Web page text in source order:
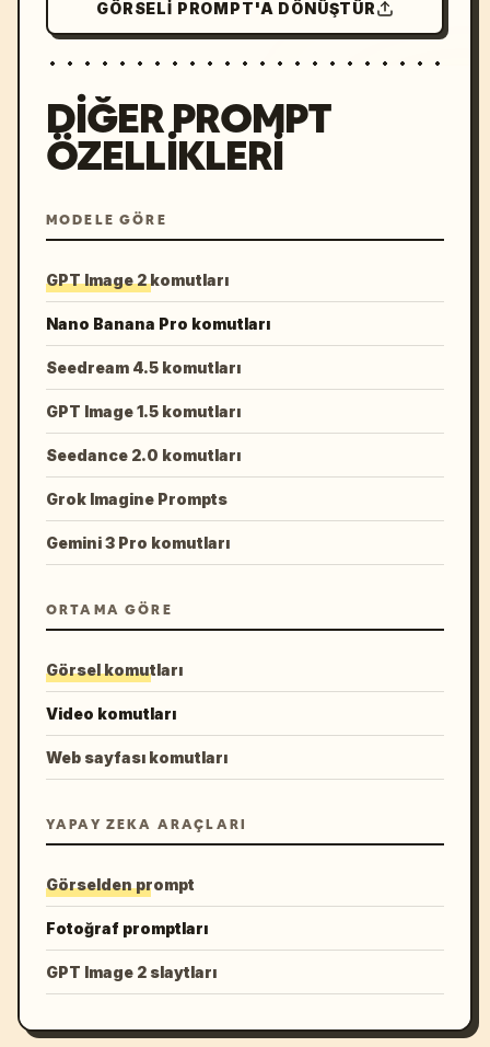
GÖRSELI PROMPT'A DÖNÜŞTÜR
DIĞER PROMPT
ÖZELLIKLERI
MODELE GÖRE
GPT Image 2 komutları
Nano Banana Pro komutları
Seedream 4.5 komutları
GPT Image 1.5 komutları
Seedance 2.0 komutları
Grok Imagine Prompts
Gemini 3 Pro komutları
ORTAMA GÖRE
Görsel komutları
Video komutları
Web sayfası komutları
YAPAY ZEKA ARAÇLARI
Görselden prompt
Fotoğraf promptları
GPT Image 2 slaytları